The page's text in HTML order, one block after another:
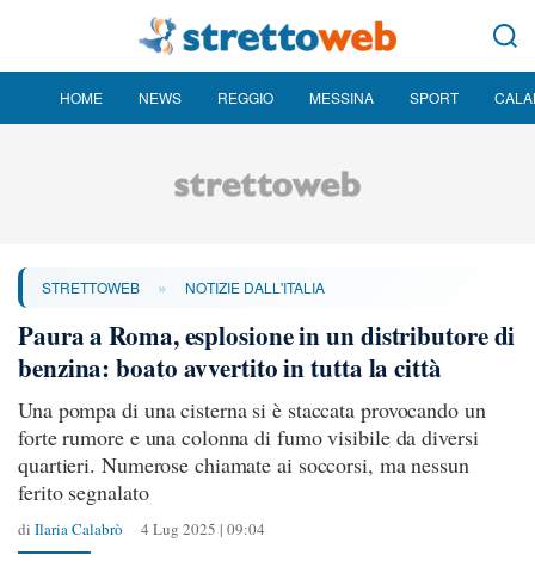
HOME NEWS REGGIO MESSINA SPORT
STRETTOWEB » NOTIZIE DALL'ITALIA
Paura a Roma, esplosione in un distributore di
benzina: boato avvertito in tutta la città
Una pompa di una cisterna si è staccata provocando un
forte rumore e una colonna di fumo visibile da diversi
quartieri. Numerose chiamate ai soccorsi, ma nessun
ferito segnalato
di Ilaria Calabrò 4 Lug 2025 | 09:04